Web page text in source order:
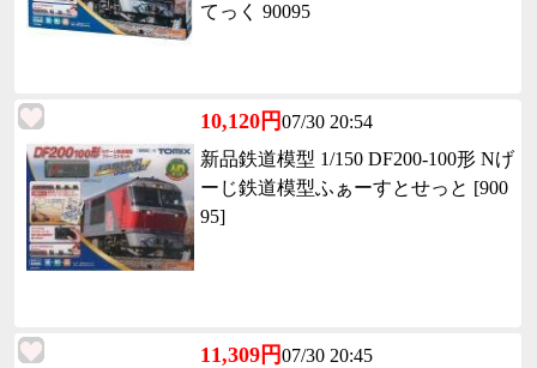
てっく 90095
10,120円07/30 20:54
新品鉄道模型 1/150 DF200-100形 Nげ
ーじ鉄道模型ふぁーすとせっと [900
95]
11,309円07/30 20:45